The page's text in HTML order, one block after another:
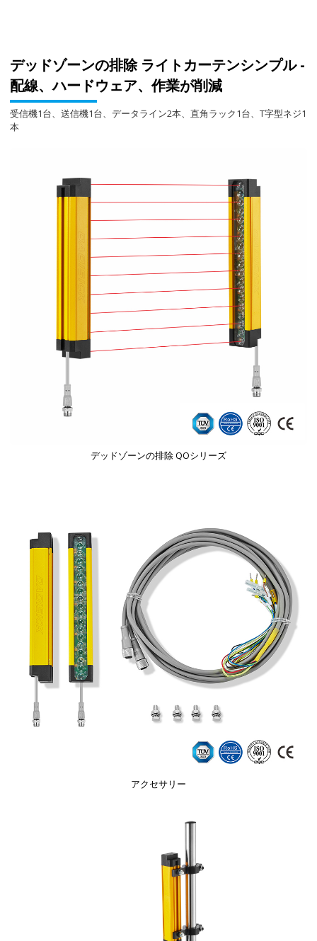
デッドゾーンの排除 ライトカーテンシンプル -
配線、ハードウェア、作業が削減
受信機1台、送信機1台、データライン2本、直角ラック1台、T字型ネジ1
本
デッドゾーンの排除 QOシリーズ
アクセサリー